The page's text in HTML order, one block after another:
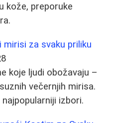
kože, preporuke
mirisi za svaku priliku
koje ljudi obožavaju –
večernjih mirisa.
izbori.